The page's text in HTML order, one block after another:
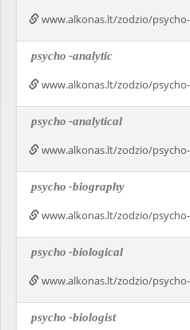
www.alkonas.lt/zodzio/
psycho -analytic
www.alkonas.lt/zodzio/
psycho -analytical
www.alkonas.lt/zodzio/
psycho -biography
www.alkonas.lt/zodzio/
psycho -biological
www.alkonas.lt/zodzio/
psycho -biologist